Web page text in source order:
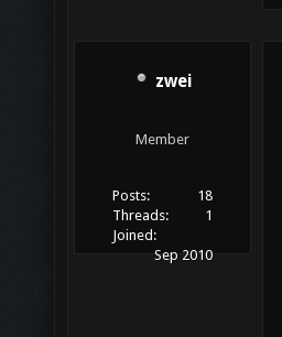
zwei
Member
Posts:
18
Threads:
1
Joined:
Sep 2010